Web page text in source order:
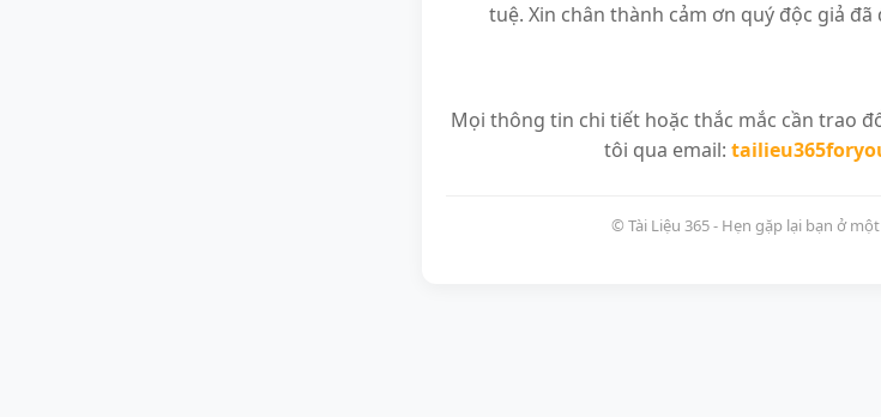
tuệ. Xin chân thành cảm ơn quý độc giả
Mọi thông tin chi tiết hoặc thắc mắc cần trao
tôi qua email:
© Tài Liệu 365 - Hẹn gặp lại bạn ở